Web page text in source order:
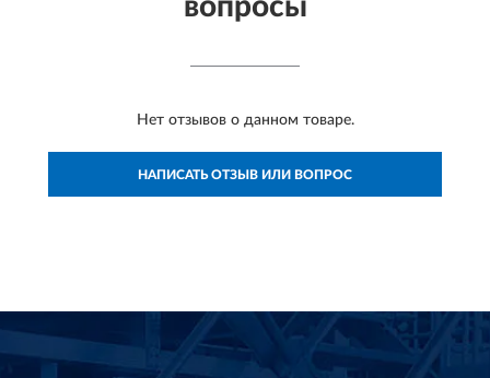
вопросы
Нет отзывов о данном товаре.
НАПИСАТЬ ОТЗЫВ ИЛИ ВОПРОС